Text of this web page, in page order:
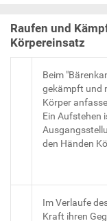
Raufen und
Körpereinsatz
Beim
gekämpft und
Körper
Ein Aufstehen
den Händen
Im Verlaufe
Kraft ihren